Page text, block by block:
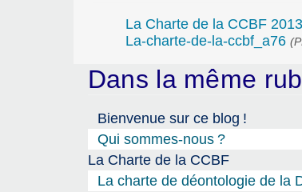
La Charte de la CCBF 2013
La-charte-de-la-ccbf_a76
Dans la même
Bienvenue sur ce blog !
Qui sommes-nous ?
La Charte de la CCBF
La charte de déontologie de la